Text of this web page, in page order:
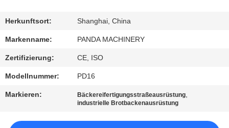
FORDERN
SIE
EIN
SITEMAP
Herkunftsort: Shanghai, China
Markenname: PANDA MACHINERY
Zertifizierung: CE, ISO
Modellnummer: PD16
Markieren: Bäckereifertigungsstraßeausrüstung,
industrielle Brotbackenausrüstung